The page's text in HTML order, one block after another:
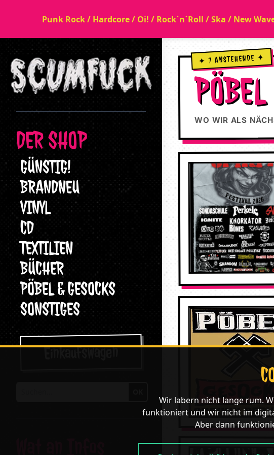
Punk Rock / Hardcore / Oi! / Rock`n´Roll / Ska / New
DER SHOP
GÜNSTIG!
BRANDNEU
VINYL
CD
TEXTILIEN
BÜCHER
PÖBEL & GESOCKS
SONSTIGES
Einkaufswagen
✦ 7 ANSTEHENDE ✦
WO WIR ALS
Wir labern nicht lange rum.
funktioniert und wir nicht im
Aber dann